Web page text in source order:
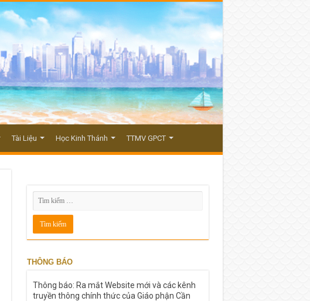
Tài Liệu Học Kinh Thánh TTMV GPCT
THÔNG BÁO
Thông báo: Ra mắt Website mới và các kênh
truyền thông chính thức của Giáo phận Cần